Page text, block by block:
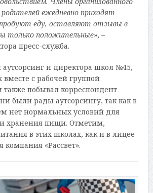
ежедневно приходят
еду, оставляют отзывы в
только положительные», –
пресс-служба.
и директора школ №45,
вместе с рабочей группой
побывал корреспондент
были рады аутсорсингу, так как в
нет нормальных условий для
хранения пищи. Отметим,
в этих школах, как и в лицее
компания «Рассвет».